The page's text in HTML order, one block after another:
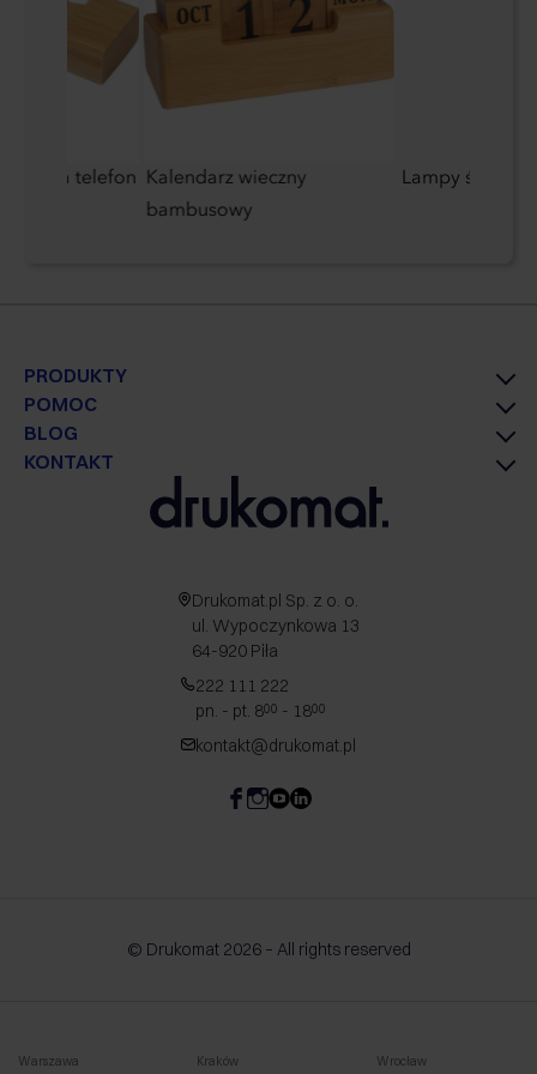
na telefon
Kalendarz wieczny
bambusowy
Lampy ścienne
PRODUKTY
POMOC
BLOG
KONTAKT
Drukomat.pl Sp. z o. o.
ul. Wypoczynkowa 13
64-920 Piła
222 111 222
pn. - pt. 800 - 1800
kontakt@drukomat.pl
© Drukomat 2026 – All rights reserved
Warszawa Kraków Wrocław